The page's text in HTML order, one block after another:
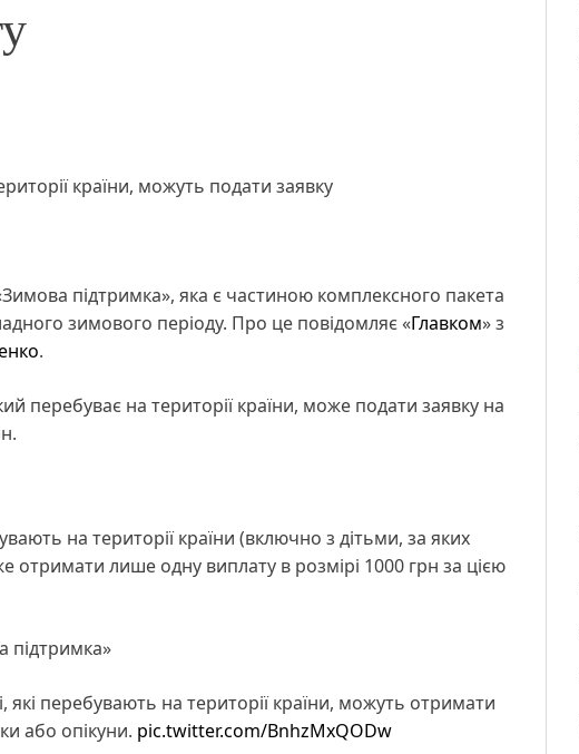
країни, можуть подати заявку
підтримка», яка є частиною комплексного пакета
зимового періоду. Про це повідомляє «Главком» з
.
перебуває на території країни, може подати заявку на
на території країни (включно з дітьми, за яких
лише одну виплату в розмірі 1000 грн за цією
підтримка»
які перебувають на території країни, можуть отримати
або опікуни. pic.twitter.com/BnhzMxQODw